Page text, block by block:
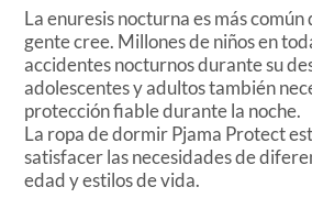
La enuresis nocturna es más común
gente cree. Millones de niños en
accidentes nocturnos durante su
adolescentes y adultos también
protección fiable durante la noche.
La ropa de dormir Pjama Protect
satisfacer las necesidades de
edad y estilos de vida.